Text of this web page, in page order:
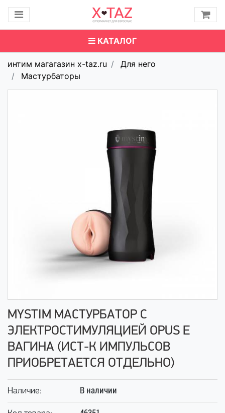
КАТАЛОГ
интим магагазин x-taz.ru
Для него
Мастурбаторы
MYSTIM МАСТУРБАТОР С
ЭЛЕКТРОСТИМУЛЯЦИЕЙ OPUS E
ВАГИНА (ИСТ-К ИМПУЛЬСОВ
ПРИОБРЕТАЕТСЯ ОТДЕЛЬНО)
Наличие: В наличии